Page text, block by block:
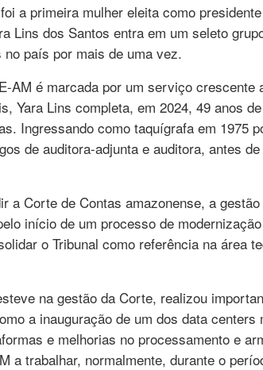
a primeira mulher eleita como
Lins dos Santos entra em um seleto
país por mais de uma vez.
AM é marcada por um serviço crescente
Yara Lins completa, em 2024, 49 anos
Ingressando como taquígrafa em 1975
de auditora-adjunta e auditora, antes
a Corte de Contas amazonense, a
início de um processo de
o Tribunal como referência na área
na gestão da Corte, realizou
a inauguração de um dos data
e melhorias no processamento e
a trabalhar, normalmente, durante o